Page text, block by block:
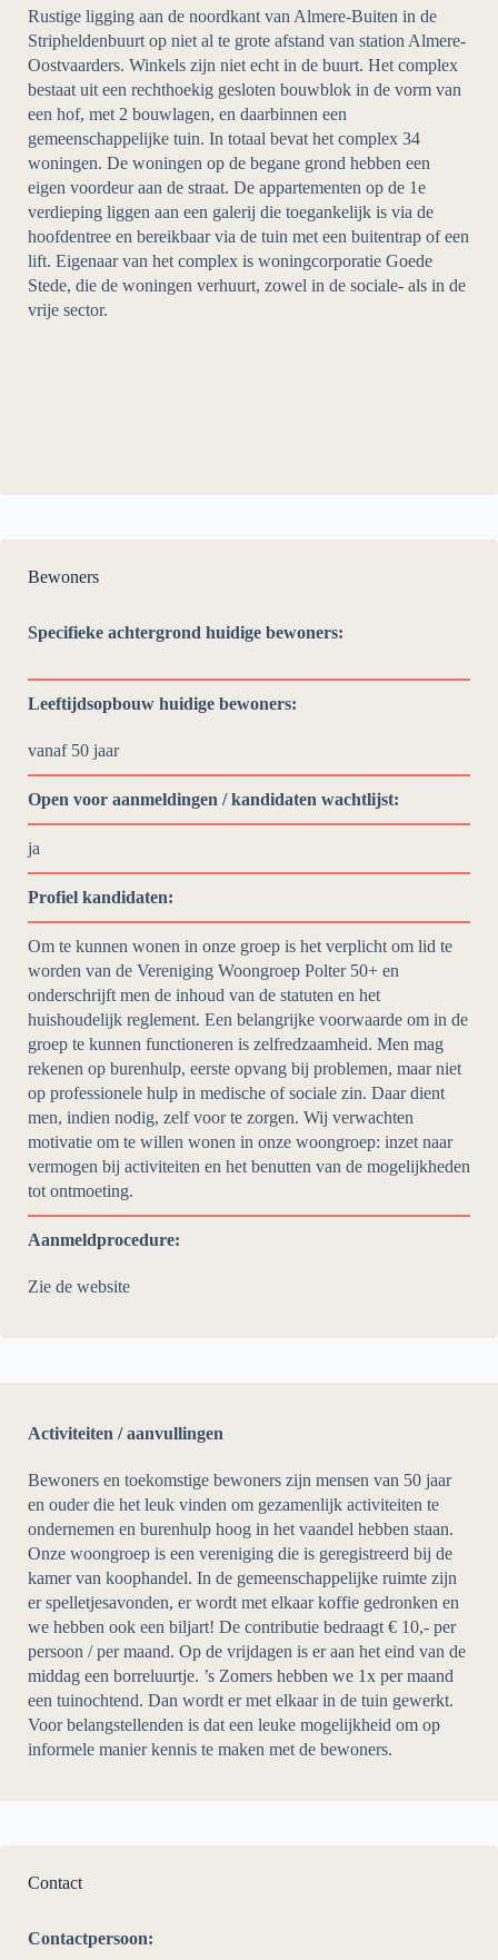
Rustige ligging aan de noordkant van Almere-Buiten in de
Stripheldenbuurt op niet al te grote afstand van station Almere-
Oostvaarders. Winkels zijn niet echt in de buurt. Het complex
bestaat uit een rechthoekig gesloten bouwblok in de vorm van
een hof, met 2 bouwlagen, en daarbinnen een
gemeenschappelijke tuin. In totaal bevat het complex 34
woningen. De woningen op de begane grond hebben een
eigen voordeur aan de straat. De appartementen op de 1e
verdieping liggen aan een galerij die toegankelijk is via de
hoofdentree en bereikbaar via de tuin met een buitentrap of een
lift. Eigenaar van het complex is woningcorporatie Goede
Stede, die de woningen verhuurt, zowel in de sociale- als in de
vrije sector.
Bewoners
Specifieke achtergrond huidige bewoners:
Leeftijdsopbouw huidige bewoners:
vanaf 50 jaar
Open voor aanmeldingen / kandidaten wachtlijst:
ja
Profiel kandidaten:
Om te kunnen wonen in onze groep is het verplicht om lid te
worden van de Vereniging Woongroep Polter 50+ en
onderschrijft men de inhoud van de statuten en het
huishoudelijk reglement. Een belangrijke voorwaarde om in de
groep te kunnen functioneren is zelfredzaamheid. Men mag
rekenen op burenhulp, eerste opvang bij problemen, maar niet
op professionele hulp in medische of sociale zin. Daar dient
men, indien nodig, zelf voor te zorgen. Wij verwachten
motivatie om te willen wonen in onze woongroep: inzet naar
vermogen bij activiteiten en het benutten van de mogelijkheden
tot ontmoeting.
Aanmeldprocedure:
Zie de website
Activiteiten / aanvullingen
Bewoners en toekomstige bewoners zijn mensen van 50 jaar
en ouder die het leuk vinden om gezamenlijk activiteiten te
ondernemen en burenhulp hoog in het vaandel hebben staan.
Onze woongroep is een vereniging die is geregistreerd bij de
kamer van koophandel. In de gemeenschappelijke ruimte zijn
er spelletjesavonden, er wordt met elkaar koffie gedronken en
we hebben ook een biljart! De contributie bedraagt € 10,- per
persoon / per maand. Op de vrijdagen is er aan het eind van de
middag een borreluurtje. ’s Zomers hebben we 1x per maand
een tuinochtend. Dan wordt er met elkaar in de tuin gewerkt.
Voor belangstellenden is dat een leuke mogelijkheid om op
informele manier kennis te maken met de bewoners.
Contact
Contactpersoon: